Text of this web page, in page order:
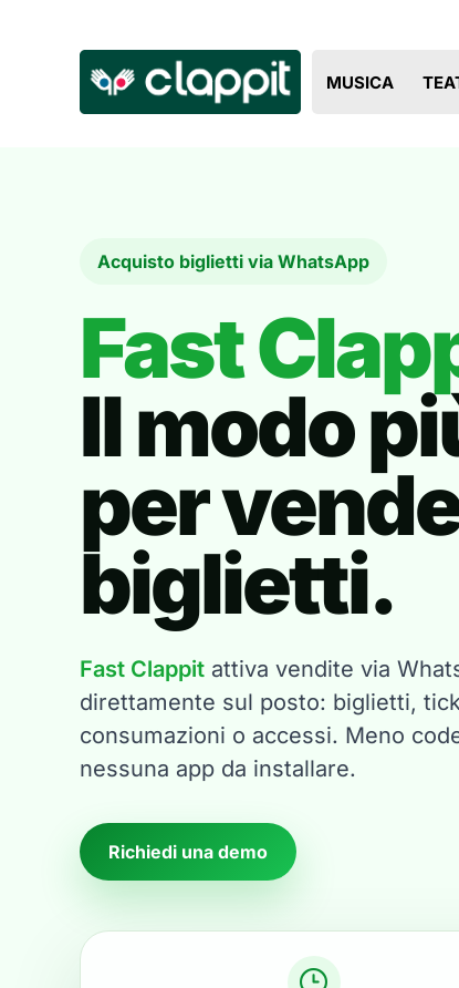
MUSICA
Acquisto biglietti via WhatsApp
Fast
Il modo
per
biglietti.
Fast Clappit attiva vendite via
direttamente sul posto: biglietti,
consumazioni o accessi. Meno
nessuna app da installare.
Richiedi una demo